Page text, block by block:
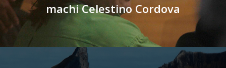
machi Celestino Cordova